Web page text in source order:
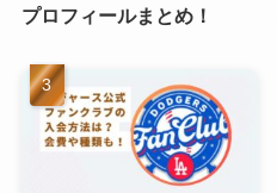
プロフィールまとめ！